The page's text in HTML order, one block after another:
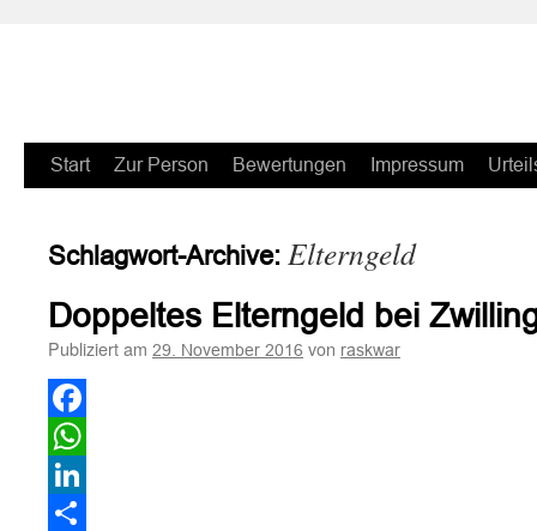
Zum
springen
Start Zur Person Bewertungen Impressum
Schlagwort-Archive: Elterngeld
Doppeltes Elterngeld bei
Publiziert am 29. November 2016 von raskwar
Facebook
WhatsApp
LinkedIn